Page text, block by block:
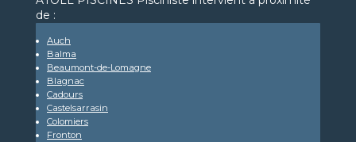
de :
Auch
Balma
Beaumont-de-Lomagne
Blagnac
Cadours
Castelsarrasin
Colomiers
Fronton